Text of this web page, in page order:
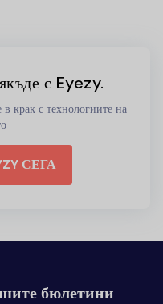
с Eyezy.
крак с технологиите на
СЕГА
бюлетини